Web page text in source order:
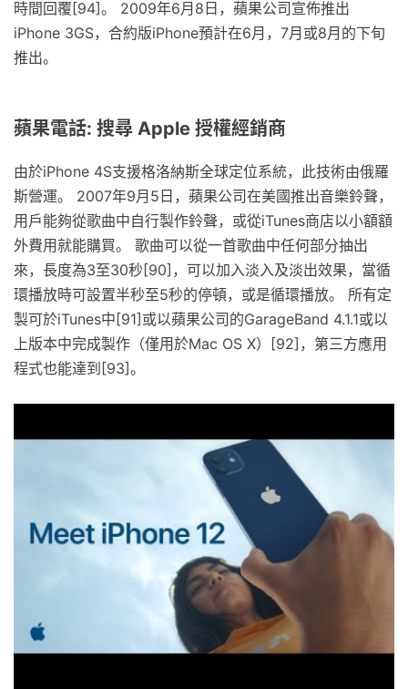
時間回覆[94]。 2009年6月8日，蘋果公司宣佈推出
iPhone 3GS，合約版iPhone預計在6月，7月或8月的下旬
推出。
蘋果電話: 搜尋 Apple 授權經銷商
由於iPhone 4S支援格洛納斯全球定位系統，此技術由俄羅
斯營運。 2007年9月5日，蘋果公司在美國推出音樂鈴聲，
用戶能夠從歌曲中自行製作鈴聲，或從iTunes商店以小額額
外費用就能購買。 歌曲可以從一首歌曲中任何部分抽出
來，長度為3至30秒[90]，可以加入淡入及淡出效果，當循
環播放時可設置半秒至5秒的停頓，或是循環播放。 所有定
製可於iTunes中[91]或以蘋果公司的GarageBand 4.1.1或以
上版本中完成製作（僅用於Mac OS X）[92]，第三方應用
程式也能達到[93]。